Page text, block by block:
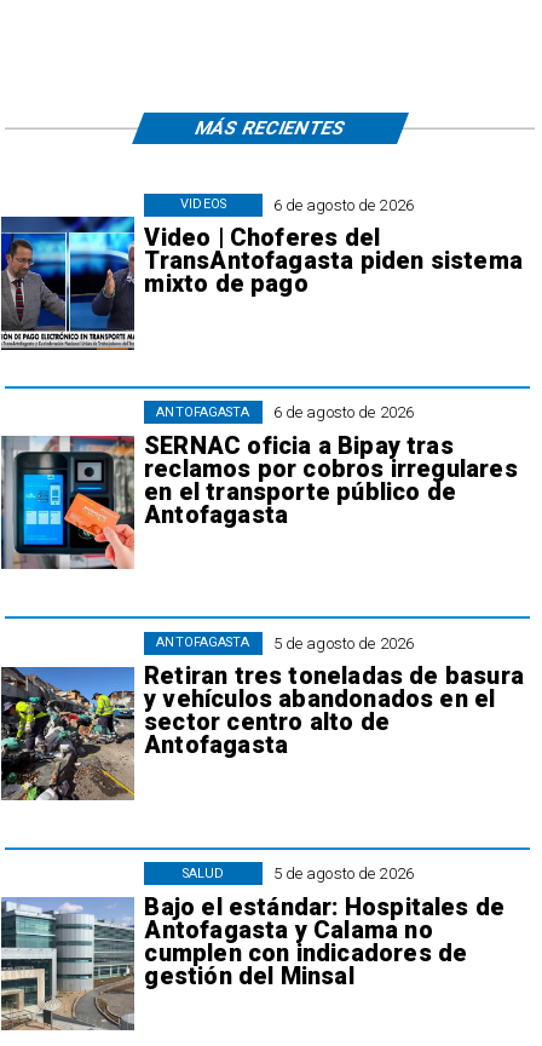
6 de agosto de 2026
Video | Choferes del
TransAntofagasta piden sistema
mixto de pago
VIDEOS
6 de agosto de 2026
SERNAC oficia a Bipay tras
reclamos por cobros irregulares
en el transporte público de
Antofagasta
ANTOFAGASTA
5 de agosto de 2026
Retiran tres toneladas de basura
y vehículos abandonados en el
sector centro alto de
Antofagasta
ANTOFAGASTA
5 de agosto de 2026
Bajo el estándar: Hospitales de
Antofagasta y Calama no
cumplen con indicadores de
gestión del Minsal
SALUD
MÁS RECIENTES